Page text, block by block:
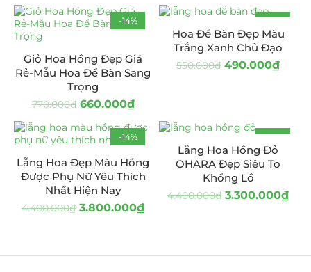
-14%
Giỏ Hoa Hồng Đẹp Giá
Rẻ-Mẫu Hoa Để Bàn Sang
Trọng
770.000₫ 660.000₫
-11%
Hoa Để Bàn Đẹp Màu
Trắng Xanh Chủ Đạo
550.000₫ 490.000₫
-14%
Lẵng Hoa Đẹp Màu Hồng
Được Phụ Nữ Yêu Thích
Nhất Hiện Nay
4.400.000₫ 3.800.000₫
-25%
Lẵng Hoa Hồng Đỏ
OHARA Đẹp Siêu To
Khổng Lồ
4.400.000₫ 3.300.000₫